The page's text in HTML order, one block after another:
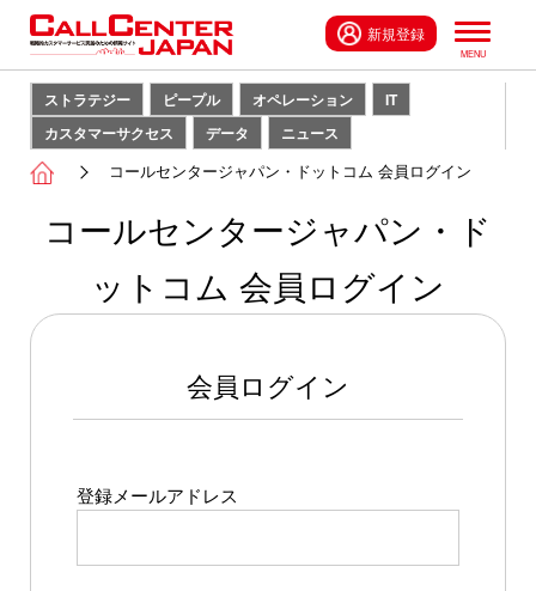
新規登録
ストラテジー ピープル オペレーション
IT
カスタマーサクセス
データ ニュース
コールセンタージャパン・ドットコム 会員ログイン
コールセンタージャパン・ド
ットコム 会員ログイン
会員ログイン
登録メールアドレス